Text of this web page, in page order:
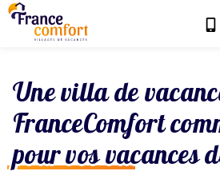
Une villa de
FranceComfort
pour vos vacances